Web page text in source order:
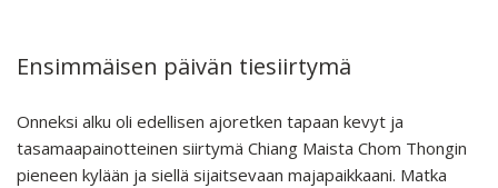
Ensimmäisen päivän tiesiirtymä
Onneksi alku oli edellisen ajoretken tapaan kevyt ja
tasamaapainotteinen siirtymä Chiang Maista Chom Thongin
pieneen kylään ja siellä sijaitsevaan majapaikkaani. Matka